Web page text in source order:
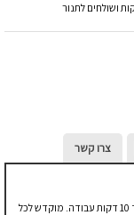
צרו קשר
כל המתכונים, בכל הקטגוריות, שניתן להכין עד 10 דקות עבודה. מוקדש לכל